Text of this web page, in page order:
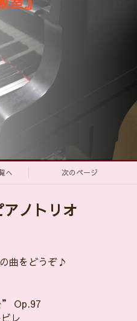
へ 次のページ
ノトリオ
曲をどうぞ♪
” Op.97
レ